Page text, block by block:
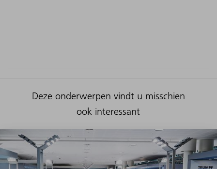
Deze onderwerpen vindt u misschien
ook interessant